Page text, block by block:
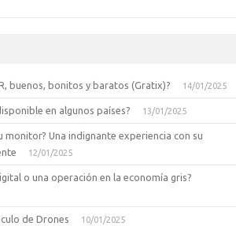
buenos, bonitos y baratos (Gratix)? 14/01/2025
en algunos países? 13/01/2025
monitor? Una indignante experiencia con su
12/01/2025
o una operación en la economía gris?
de Drones 10/01/2025